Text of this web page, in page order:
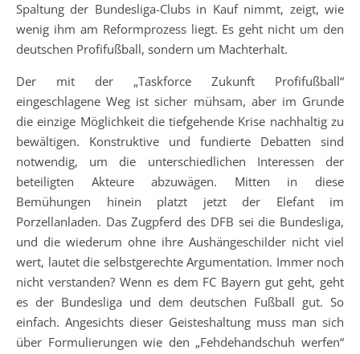
Spaltung der Bundesliga-Clubs in Kauf nimmt, zeigt, wie
wenig ihm am Reformprozess liegt. Es geht nicht um den
deutschen Profifußball, sondern um Machterhalt.
Der mit der „Taskforce Zukunft Profifußball“
eingeschlagene Weg ist sicher mühsam, aber im Grunde
die einzige Möglichkeit die tiefgehende Krise nachhaltig zu
bewältigen. Konstruktive und fundierte Debatten sind
notwendig, um die unterschiedlichen Interessen der
beteiligten Akteure abzuwägen. Mitten in diese
Bemühungen hinein platzt jetzt der Elefant im
Porzellanladen. Das Zugpferd des DFB sei die Bundesliga,
und die wiederum ohne ihre Aushängeschilder nicht viel
wert, lautet die selbstgerechte Argumentation. Immer noch
nicht verstanden? Wenn es dem FC Bayern gut geht, geht
es der Bundesliga und dem deutschen Fußball gut. So
einfach. Angesichts dieser Geisteshaltung muss man sich
über Formulierungen wie den „Fehdehandschuh werfen“